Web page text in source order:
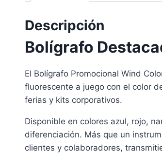
Descripción
Bolígrafo
El Bolígrafo Promocional Wind
fluorescente a juego con el color
ferias y kits corporativos.
Disponible en colores azul, rojo,
diferenciación. Más que un
clientes y colaboradores,